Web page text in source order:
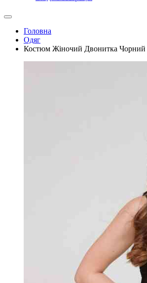
Головна
Одяг
Костюм Жіночий Двонитка Чорний